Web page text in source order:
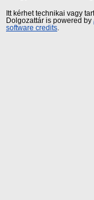
Itt kérhet technikai vagy
Dolgozattár is powered by
software credits